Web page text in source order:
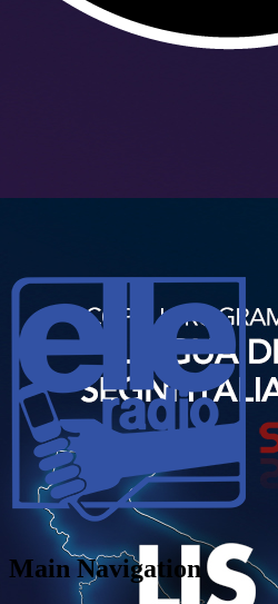
Main Navigation